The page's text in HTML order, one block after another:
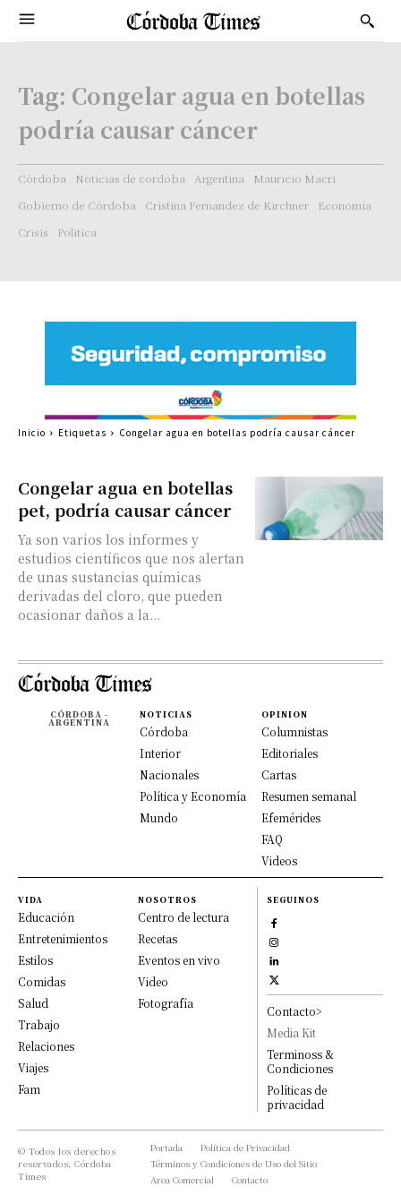
Tag: Congelar agua en botellas
podría causar cáncer
Córdoba Noticias de cordoba Argentina
Mauricio Macri
Gobierno de Córdoba
Cristina Fernandez de Kirchner
Economía
Crisis
Politica
Congelar agua en botellas
pet, podría causar cáncer
Ya son varios los informes y
estudios científicos que nos alertan
de unas sustancias químicas
derivadas del cloro, que pueden
ocasionar daños a la...
Inicio Etiquetas Congelar agua en botellas podría causar cáncer
CÓRDOBA -
ARGENTINA
NOTICIAS
Córdoba
Interior
Nacionales
Política y Economía
Mundo
OPINION
Columnistas
Editoriales
Cartas
Resumen semanal
Efemérides
FAQ
Videos
VIDA
Educación
Entretenimientos
Estilos
Comidas
Salud
Trabajo
Relaciones
Viajes
Fam
NOSOTROS
Centro de lectura
Recetas
Eventos en vivo
Video
Fotografía
SEGUINOS
Contacto>
Media Kit
Terminoss &
Condiciones
Políticas de
privacidad
© Todos los derechos
reservados, Córdoba
Times
Portada
Política de Privacidad
Términos y Condiciones de Uso del Sitio
Area Comercial
Contacto